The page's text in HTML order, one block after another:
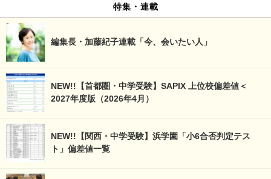
特集・連載
編集長・加藤紀子連載「今、会いたい人」
NEW!!【首都圏・中学受験】SAPIX 上位校偏差値＜
2027年度版（2026年4月）
NEW!!【関西・中学受験】浜学園「小6合否判定テス
ト」偏差値一覧